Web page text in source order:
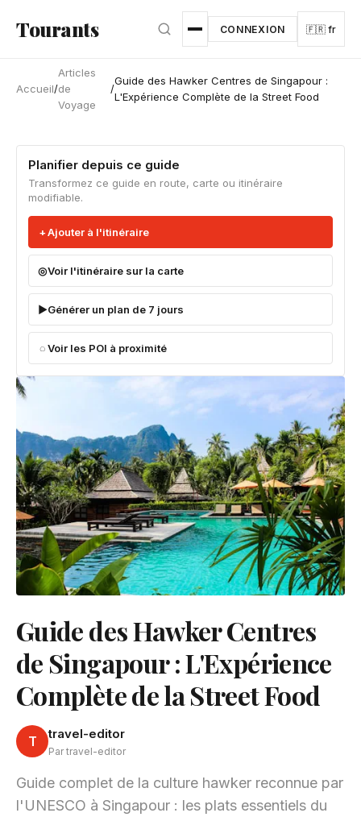
Tourants CONNEXION 🇫🇷 fr
Accueil/
Articles
de
Voyage
/
Guide des Hawker Centres de Singapour :
L'Expérience Complète de la Street Food
Planifier depuis ce guide
Transformez ce guide en route, carte ou itinéraire
modifiable.
Ajouter à l'itinéraire
Voir l'itinéraire sur la carte
Générer un plan de 7 jours
Voir les POI à proximité
Guide des Hawker Centres
de Singapour : L'Expérience
Complète de la Street Food
T travel-editor
Par travel-editor
Guide complet de la culture hawker reconnue par
l'UNESCO à Singapour : les plats essentiels du